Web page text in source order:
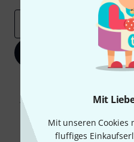
Mit
Mit unseren Cookies
fluffiges
Jetzt
Abmeldung ist jederzeit möglich.
*